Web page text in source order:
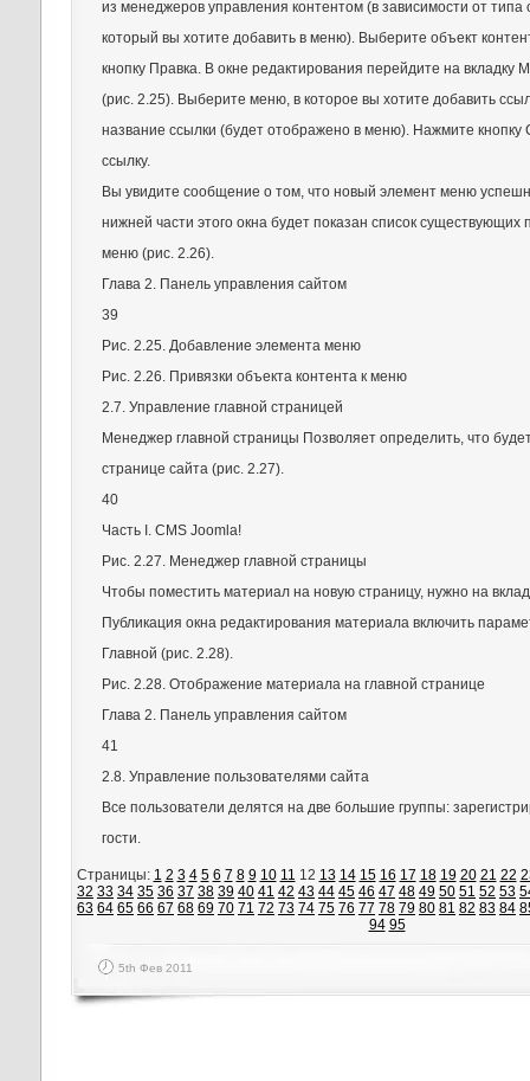
из менеджеров управления контентом (в зависимости от типа
который вы хотите добавить в меню). Выберите объект
кнопку Правка. В окне редактирования перейдите на вкладку
(рис. 2.25). Выберите меню, в которое вы хотите добавить
название ссылки (будет отображено в меню). Нажмите кнопку
ссылку.
Вы увидите сообщение о том, что новый элемент меню
нижней части этого окна будет показан список существующих
меню (рис. 2.26).
Глава 2. Панель управления сайтом
39
Рис. 2.25. Добавление элемента меню
Рис. 2.26. Привязки объекта контента к меню
2.7. Управление главной страницей
Менеджер главной страницы Позволяет определить, что
странице сайта (рис. 2.27).
40
Часть I. CMS Joomla!
Рис. 2.27. Менеджер главной страницы
Чтобы поместить материал на новую страницу, нужно на
Публикация окна редактирования материала включить
Главной (рис. 2.28).
Рис. 2.28. Отображение материала на главной странице
Глава 2. Панель управления сайтом
41
2.8. Управление пользователями сайта
Все пользователи делятся на две большие группы:
гости.
Страницы: 1 2 3 4 5 6 7 8 9 10 11 12 13 14 15 16 17 18 19 20 21 22
32 33 34 35 36 37 38 39 40 41 42 43 44 45 46 47 48 49 50 51 52 53
63 64 65 66 67 68 69 70 71 72 73 74 75 76 77 78 79 80 81 82 83 84
94 95
5th Фев 2011